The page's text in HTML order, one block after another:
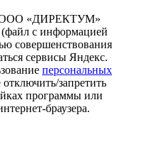
«ДИРЕКТУМ»
(файл с информацией
совершенствования
сервисы Яндекс.
персональных
отключить/запретить
программы или
браузера.